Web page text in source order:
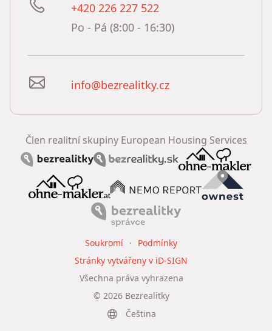
+420 226 227 522
Po - Pá (8:00 - 16:30)
info@bezrealitky.cz
Člen realitní skupiny European Housing Services
© 2026Bezrealitky
Všechna práva vyhrazena
Soukromí
Podmínky
Stránky vytvářeny v iD-SIGN
Čeština